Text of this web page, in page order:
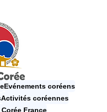
Evénements coréens
Activités coréennes
France